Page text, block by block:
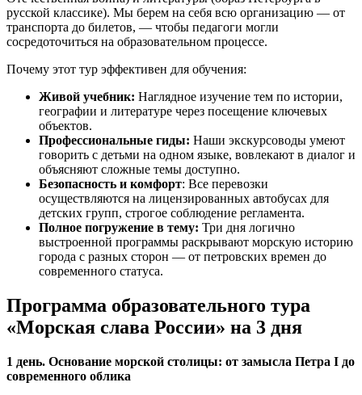
русской классике). Мы берем на себя всю организацию — от
транспорта до билетов, — чтобы педагоги могли
сосредоточиться на образовательном процессе.
Почему этот тур эффективен для обучения:
Живой учебник: Наглядное изучение тем по истории,
географии и литературе через посещение ключевых
объектов.
Профессиональные гиды: Наши экскурсоводы умеют
говорить с детьми на одном языке, вовлекают в диалог и
объясняют сложные темы доступно.
Безопасность и комфорт: Все перевозки
осуществляются на лицензированных автобусах для
детских групп, строгое соблюдение регламента.
Полное погружение в тему: Три дня логично
выстроенной программы раскрывают морскую историю
города с разных сторон — от петровских времен до
современного статуса.
Программа образовательного тура
«Морская слава России» на 3 дня
1 день. Основание морской столицы: от замысла Петра I до
современного облика